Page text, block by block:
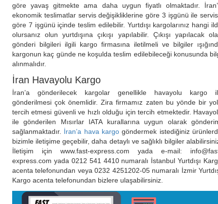
göre yavaş gitmekte ama daha uygun fiyatlı olmaktadır.
ekonomik teslimatlar servis değişikliklerine göre 3 işgünü ile
göre 7 işgünü içinde teslim edilebilir. Yurtdışı kargolarınız hangi
olursanız olun yurtdışına çıkışı yapılabilir. Çıkışı yapılacak
gönderi bilgileri ilgili kargo firmasına iletilmeli ve bilgiler
kargonun kaç günde ne koşulda teslim edilebileceği konusunda
alınmalıdır.
İran Havayolu Kargo
İran’a gönderilecek kargolar genellikle havayolu kargo
gönderilmesi çok önemlidir. Zira firmamız zaten bu yönde bir
tercih etmesi güvenli ve hızlı olduğu için tercih etmektedir.
ile gönderilen Mısırlar IATA kurallarına uygun olarak
sağlanmaktadır. İran’a hava kargo göndermek istediğiniz
bizimle iletişime geçebilir, daha detaylı ve sağlıklı bilgiler
İletişim için www.fast-express.com yada e-mail:
express.com yada 0212 541 4410 numaralı İstanbul Yurtdışı
acenta telefonundan veya 0232 4251202-05 numaralı İzmir
Kargo acenta telefonundan bizlere ulaşabilirsiniz.